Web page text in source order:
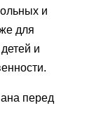
и
для
и
перед